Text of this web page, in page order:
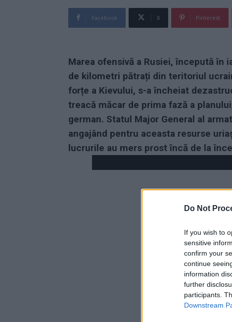
Do Not
If you wish to
sensitive
confirm your
continue
information
further
participants.
Downstream
Facebook X Pinterest
Marea ofensivă a Rusiei, începută în
de kilometri pătrați din teritoriul
forțe a Kievului, s-a încheiat
treacă măcar de prima fază a
german. Statul Major General al
angajând pentru aceasta resurse
lucrurile au mers prost încă de la